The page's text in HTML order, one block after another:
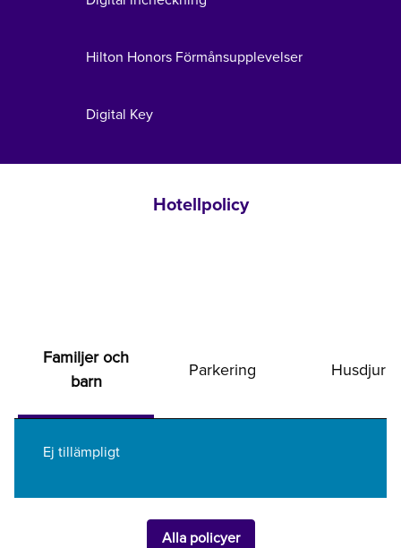
Hilton Honors Förmånsupplevelser
Digital Key
Hotellpolicy
Familjer och
barn
Parkering Husdjur
Ej tillämpligt
Alla policyer